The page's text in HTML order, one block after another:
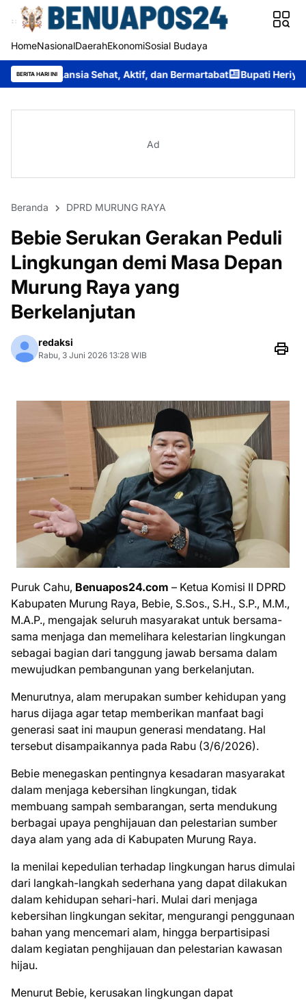
HomeNasionalDaerahEkonomiSosial Budaya
BERITA HARI INI
Sehat, Aktif, dan Bermartabat Bupati Heriyus Buka Festival
Ad
Beranda DPRD MURUNG RAYA
Bebie Serukan Gerakan Peduli
Lingkungan demi Masa Depan
Murung Raya yang
Berkelanjutan
redaksi
Rabu, 3 Juni 2026 13:28 WIB
Puruk Cahu, Benuapos24.com – Ketua Komisi II DPRD
Kabupaten Murung Raya, Bebie, S.Sos., S.H., S.P., M.M.,
M.A.P., mengajak seluruh masyarakat untuk bersama-
sama menjaga dan memelihara kelestarian lingkungan
sebagai bagian dari tanggung jawab bersama dalam
mewujudkan pembangunan yang berkelanjutan.
Menurutnya, alam merupakan sumber kehidupan yang
harus dijaga agar tetap memberikan manfaat bagi
generasi saat ini maupun generasi mendatang. Hal
tersebut disampaikannya pada Rabu (3/6/2026).
Bebie menegaskan pentingnya kesadaran masyarakat
dalam menjaga kebersihan lingkungan, tidak
membuang sampah sembarangan, serta mendukung
berbagai upaya penghijauan dan pelestarian sumber
daya alam yang ada di Kabupaten Murung Raya.
Ia menilai kepedulian terhadap lingkungan harus dimulai
dari langkah-langkah sederhana yang dapat dilakukan
dalam kehidupan sehari-hari. Mulai dari menjaga
kebersihan lingkungan sekitar, mengurangi penggunaan
bahan yang mencemari alam, hingga berpartisipasi
dalam kegiatan penghijauan dan pelestarian kawasan
hijau.
Menurut Bebie, kerusakan lingkungan dapat